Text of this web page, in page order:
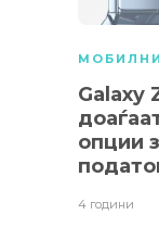
МОБИЛНИ
Galaxy
опции
4 години